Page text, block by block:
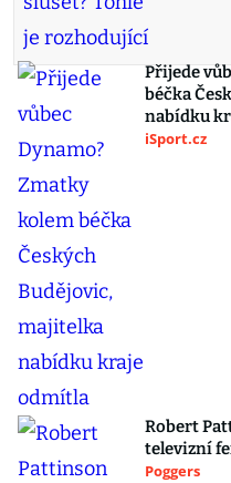
Přijede
béčka
nabídku
iSport.cz
Robert
televizní
Poggers